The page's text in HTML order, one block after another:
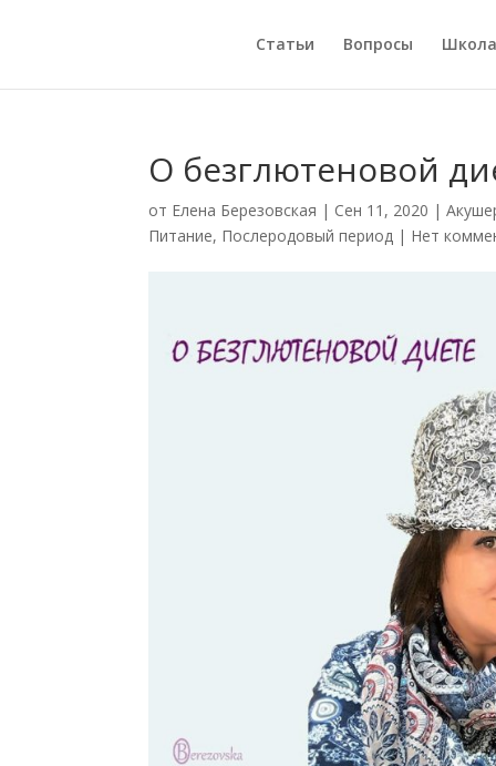
Статьи Вопросы Школа
О безглютеновой
от Елена Березовская | Сен 11, 2020 |
Питание, Послеродовый период | Нет